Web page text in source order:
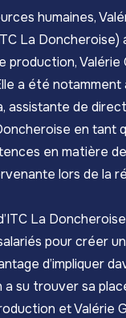
humaines,
La Doncheroise)
a été
assistante de
en tant
en matière
lors de la
La
pour créer
d’impliquer
su trouver sa
et Valérie